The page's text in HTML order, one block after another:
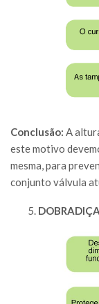
Conclusão: A
este motivo
mesma, para
conjunto válvula
DOBRADI